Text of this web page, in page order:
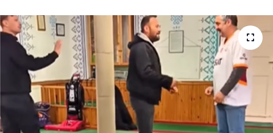
Röportaj
Manşet
Köşe Yazıları
Karikatür Galeri